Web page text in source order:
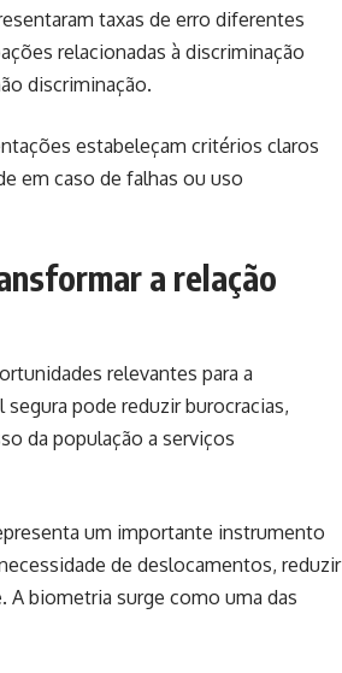
taxas de erro diferentes
relacionadas à discriminação
discriminação.
estabeleçam critérios claros
em caso de falhas ou uso
a relação
relevantes para a
pode reduzir burocracias,
da população a serviços
um importante instrumento
de deslocamentos, reduzir
biometria surge como uma das